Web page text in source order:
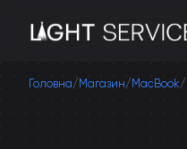
Головна/ Магазин/ MacBook/